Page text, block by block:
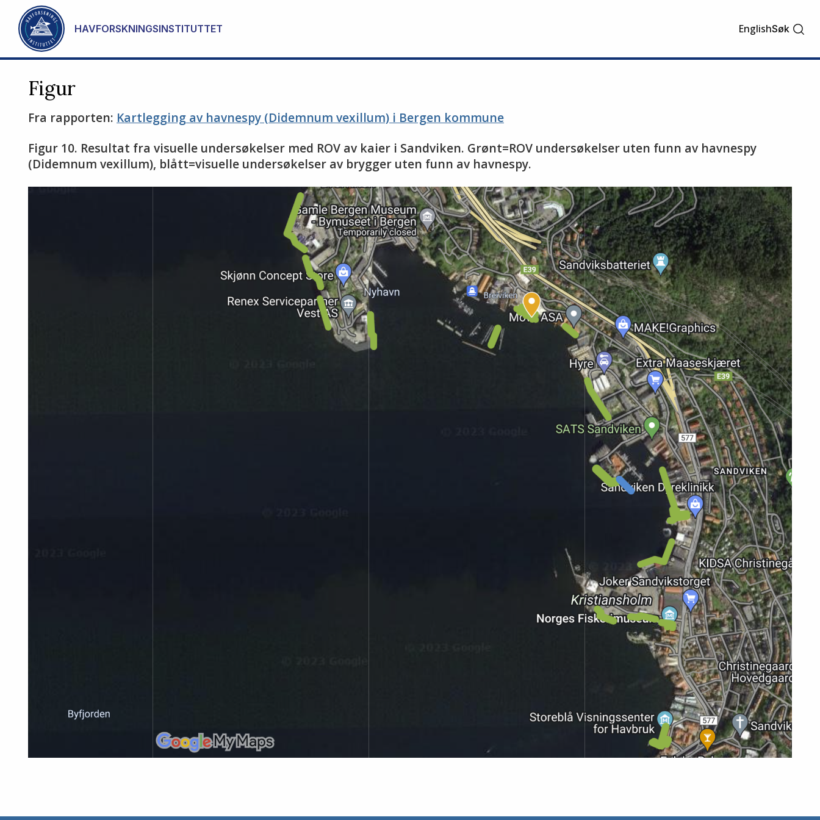
Gå til hovedinnhold
HAVFORSKNINGSINSTITUTTET EnglishSøk
Figur
Fra rapporten: Kartlegging av havnespy (Didemnum vexillum) i Bergen kommune
Figur 10. Resultat fra visuelle undersøkelser med ROV av kaier i Sandviken. Grønt=ROV undersøkelser uten funn av havnespy
(Didemnum vexillum), blått=visuelle undersøkelser av brygger uten funn av havnespy.